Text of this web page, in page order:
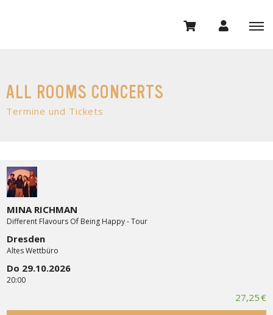
ALL ROOMS CONCERTS
Termine und Tickets
MINA RICHMAN
Different Flavours Of Being Happy - Tour
Dresden
Altes Wettbüro
Do 29.10.2026
20:00
27,25 €